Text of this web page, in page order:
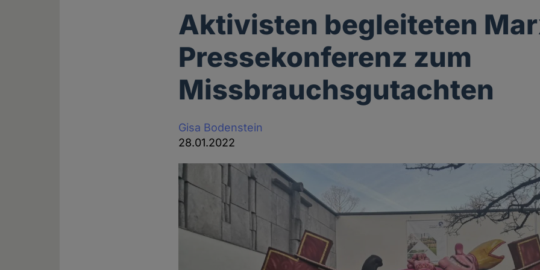
Aktivisten begleiteten
Pressekonferenz zum
Missbrauchsgutachten
Gisa Bodenstein
28.01.2022